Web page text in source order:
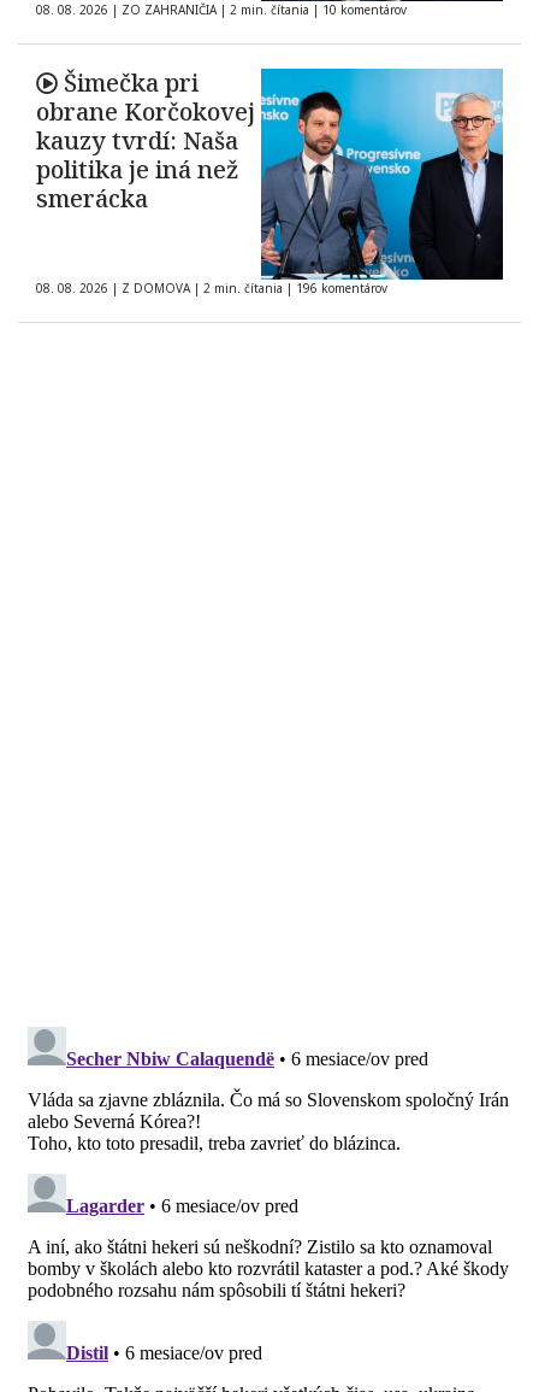
08. 08. 2026 | ZO ZAHRANIČIA | 2 min. čítania | 10 komentárov
Šimečka pri
obrane Korčokovej
kauzy tvrdí: Naša
politika je iná než
smerácka
08. 08. 2026 | Z DOMOVA | 2 min. čítania | 196 komentárov